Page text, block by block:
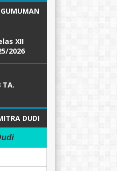
XII
2026
TA.
DUDI